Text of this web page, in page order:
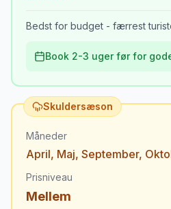
Bedst for budget - færrest
Book 2-3 uger før for
Skuldersæson
Måneder
April, Maj, September,
Prisniveau
Mellem